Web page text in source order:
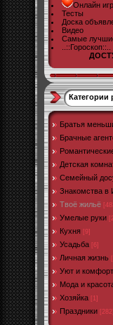
Онлайн
Тесты
Доска
Видео
Самые
..::Гороскоп::..
Категории
Братья
Брачные
Детская
Семейный
Знакомства в
Твоё жильё
Умелые руки
Кухня [9]
Усадьба [6]
Личная жизнь
Уют и комфорт
Мода и
Хозяйка [1]
Праздники [282]